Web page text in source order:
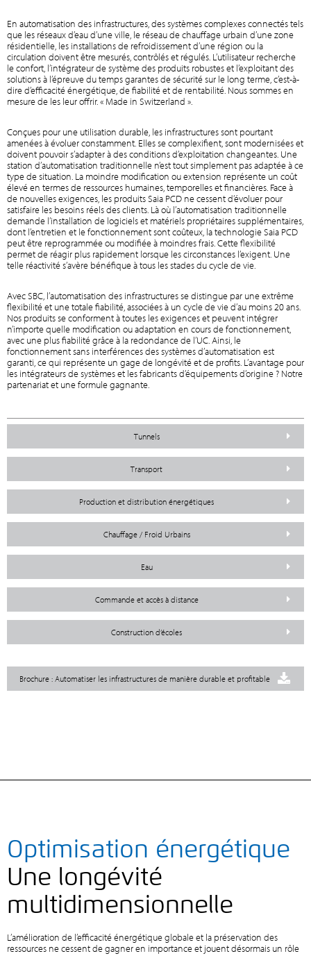
En automatisation des infrastructures, des systèmes complexes connectés tels
que les réseaux d’eau d’une ville, le réseau de chauffage urbain d’une zone
résidentielle, les installations de refroidissement d’une région ou la
circulation doivent être mesurés, contrôlés et régulés. L’utilisateur recherche
le confort, l’intégrateur de système des produits robustes et l’exploitant des
solutions à l’épreuve du temps garantes de sécurité sur le long terme, c’est-à-
dire d’efficacité énergétique, de fiabilité et de rentabilité. Nous sommes en
mesure de les leur offrir. « Made in Switzerland ».
Conçues pour une utilisation durable, les infrastructures sont pourtant
amenées à évoluer constamment. Elles se complexifient, sont modernisées et
doivent pouvoir s’adapter à des conditions d’exploitation changeantes. Une
station d’automatisation traditionnelle n’est tout simplement pas adaptée à ce
type de situation. La moindre modification ou extension représente un coût
élevé en termes de ressources humaines, temporelles et financières. Face à
de nouvelles exigences, les produits Saia PCD ne cessent d’évoluer pour
satisfaire les besoins réels des clients. Là où l’automatisation traditionnelle
demande l’installation de logiciels et matériels propriétaires supplémentaires,
dont l’entretien et le fonctionnement sont coûteux, la technologie Saia PCD
peut être reprogrammée ou modifiée à moindres frais. Cette flexibilité
permet de réagir plus rapidement lorsque les circonstances l’exigent. Une
telle réactivité s’avère bénéfique à tous les stades du cycle de vie.
Avec SBC, l’automatisation des infrastructures se distingue par une extrême
flexibilité et une totale fiabilité, associées à un cycle de vie d’au moins 20 ans.
Nos produits se conforment à toutes les exigences et peuvent intégrer
n’importe quelle modification ou adaptation en cours de fonctionnement,
avec une plus fiabilité grâce à la redondance de l’UC. Ainsi, le
fonctionnement sans interférences des systèmes d’automatisation est
garanti, ce qui représente un gage de longévité et de profits. L’avantage pour
les intégrateurs de systèmes et les fabricants d’équipements d’origine ? Notre
partenariat et une formule gagnante.
Tunnels
Transport
Production et distribution énergétiques
Chauffage / Froid Urbains
Eau
Commande et accès à distance
Construction d’écoles
Brochure : Automatiser les infrastructures de manière durable et profitable
Optimisation énergétique
Une longévité
multidimensionnelle
L’amélioration de l’efficacité énergétique globale et la préservation des
ressources ne cessent de gagner en importance et jouent désormais un rôle